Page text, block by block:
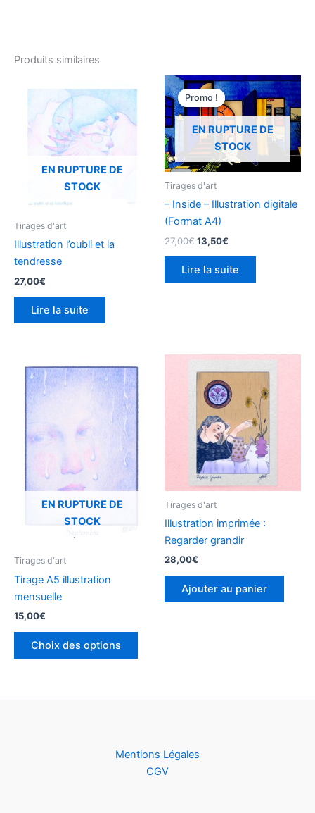
Produits similaires
EN RUPTURE DE
STOCK
Tirages d'art
Illustration l’oubli et la
tendresse
27,00€
Lire la suite
Promo !
EN RUPTURE DE
STOCK
Promo !
Tirages d'art
– Inside – Illustration digitale
(Format A4)
27,00€
Le
prix
initial
était :
27,00€.
13,50€
Le
prix
actuel
est :
13,50€.
Lire la suite
EN RUPTURE DE
STOCK
Tirages d'art
Tirage A5 illustration
mensuelle
15,00€
Choix des options
a
plusieurs
Les
peuvent
Tirages d'art
Illustration imprimée :
Regarder grandir
28,00€
Ajouter au panier
Mentions Légales
CGV